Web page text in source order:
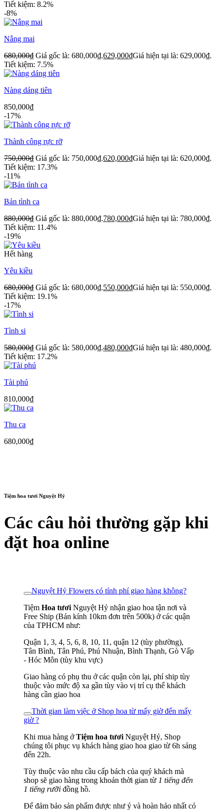
Tiết kiệm: 8.2%
-8%
Nắng mai
680,000₫ Giá gốc là: 680,000₫.629,000₫Giá hiện tại là: 629,000₫.
Tiết kiệm: 7.5%
Nàng dáng tiên
850,000₫
-17%
Thành công rực rỡ
750,000₫ Giá gốc là: 750,000₫.620,000₫Giá hiện tại là: 620,000₫.
Tiết kiệm: 17.3%
-11%
Bản tình ca
880,000₫ Giá gốc là: 880,000₫.780,000₫Giá hiện tại là: 780,000₫.
Tiết kiệm: 11.4%
-19%
Hết hàng
Yêu kiều
680,000₫ Giá gốc là: 680,000₫.550,000₫Giá hiện tại là: 550,000₫.
Tiết kiệm: 19.1%
-17%
Tình si
580,000₫ Giá gốc là: 580,000₫.480,000₫Giá hiện tại là: 480,000₫.
Tiết kiệm: 17.2%
Tài phú
810,000₫
Thu ca
680,000₫
Tiệm hoa tươi Nguyệt Hỷ
Các câu hỏi thường gặp khi
đặt hoa online
Nguyệt Hỷ Flowers có tính phí giao hàng không?
Tiệm Hoa tươi Nguyệt Hỷ nhận giao hoa tận nơi và
Free Ship (Bán kính 10km đơn trên 500k) ở các quận
của TPHCM như:
Quận 1, 3, 4, 5, 6, 8, 10, 11, quận 12 (tùy phường),
Tân Bình, Tân Phú, Phú Nhuận, Bình Thạnh, Gò Vấp
- Hóc Môn (tùy khu vực)
Giao hàng có phụ thu ở các quận còn lại, phí ship tùy
thuộc vào mức độ xa gần tùy vào vị trí cụ thể khách
hàng cần giao hoa
Thời gian làm việc ở Shop hoa từ mấy giờ đến mấy
giờ ?
Khi mua hàng ởTiệm hoa tươi Nguyệt Hỷ, Shop
chúng tôi phục vụ khách hàng giao hoa giao từ 6h sáng
đến 22h.
Tùy thuộc vào nhu cầu cấp bách của quý khách mà
shop sẽ giao hàng trong khoản thời gian từ 1 tiếng đến
1 tiếng rưỡi đồng hồ.
Để đảm bảo sản phẩm được như ý và hoàn hảo nhất có